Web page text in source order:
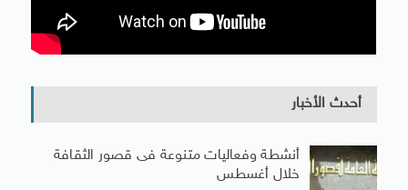
أحدث الأخبار
أنشطة وفعاليات متنوعة فى قصور الثقافة
خلال أغسطس